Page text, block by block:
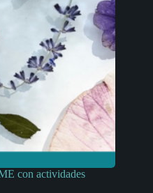
con actividades